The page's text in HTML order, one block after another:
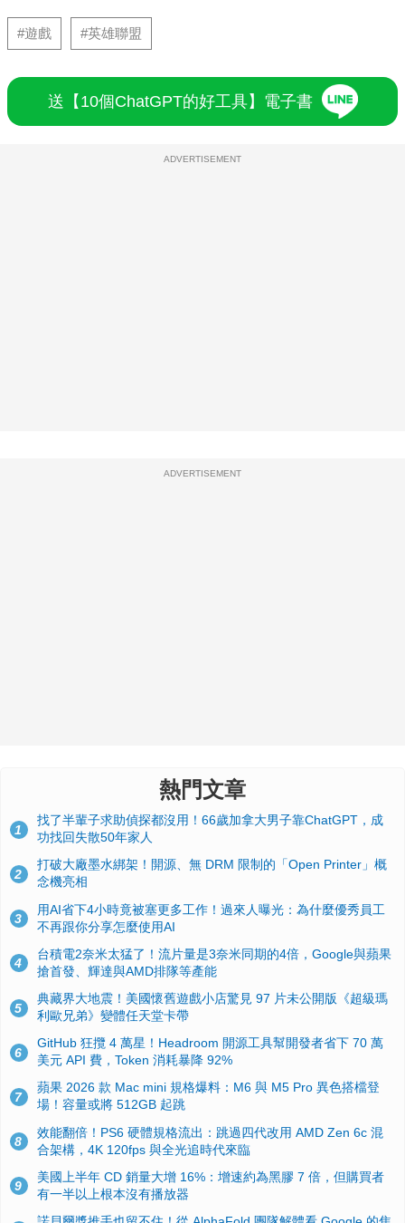
#遊戲 #英雄聯盟
送【10個ChatGPT的好工具】電子書
ADVERTISEMENT
ADVERTISEMENT
熱門文章
1
找了半輩子求助偵探都沒用！66歲加拿大男子靠ChatGPT，成
功找回失散50年家人
2
打破大廠墨水綁架！開源、無 DRM 限制的「Open Printer」概
念機亮相
3
用AI省下4小時竟被塞更多工作！過來人曝光：為什麼優秀員工
不再跟你分享怎麼使用AI
4
台積電2奈米太猛了！流片量是3奈米同期的4倍，Google與蘋果
搶首發、輝達與AMD排隊等產能
5
典藏界大地震！美國懷舊遊戲小店驚見 97 片未公開版《超級瑪
利歐兄弟》變體任天堂卡帶
6
GitHub 狂攬 4 萬星！Headroom 開源工具幫開發者省下 70 萬
美元 API 費，Token 消耗暴降 92%
7
蘋果 2026 款 Mac mini 規格爆料：M6 與 M5 Pro 異色搭檔登
場！容量或將 512GB 起跳
8
效能翻倍！PS6 硬體規格流出：跳過四代改用 AMD Zen 6c 混
合架構，4K 120fps 與全光追時代來臨
9
美國上半年 CD 銷量大增 16%：增速約為黑膠 7 倍，但購買者
有一半以上根本沒有播放器